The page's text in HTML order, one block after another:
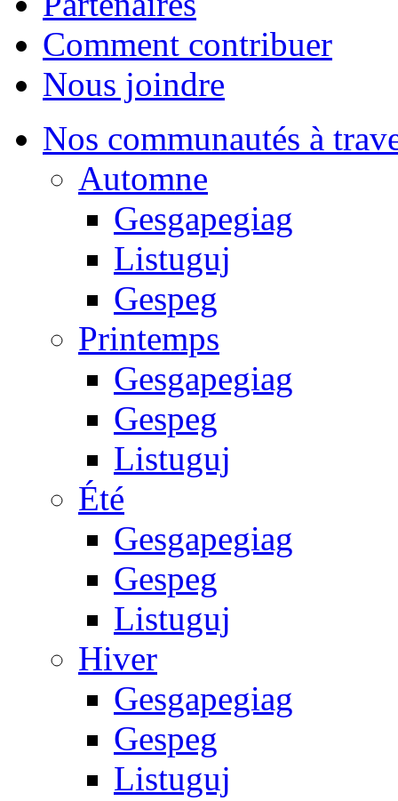
Comment contribuer
Nous joindre
Nos communautés à
Automne
Gesgapegiag
Listuguj
Gespeg
Printemps
Gesgapegiag
Gespeg
Listuguj
Été
Gesgapegiag
Gespeg
Listuguj
Hiver
Gesgapegiag
Gespeg
Listuguj